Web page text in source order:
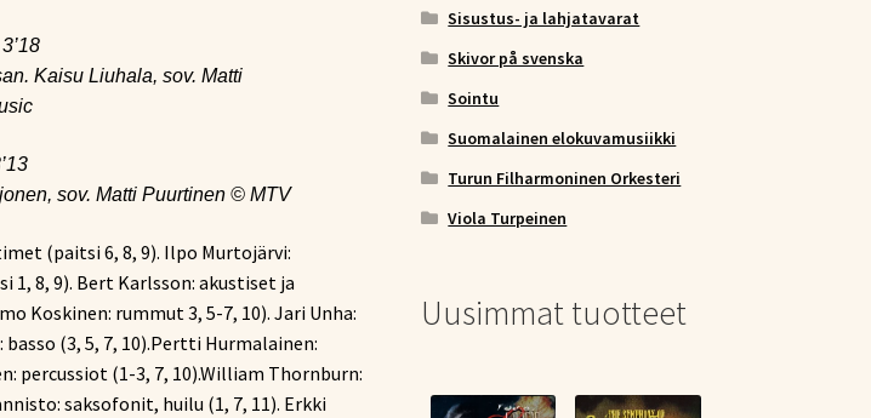
Kaisu Liuhala, sov. Matti
sov. Matti Puurtinen © MTV
(paitsi 6, 8, 9). Ilpo Murtojärvi:
8, 9). Bert Karlsson: akustiset ja
Koskinen: rummut 3, 5-7, 10). Jari Unha:
basso (3, 5, 7, 10).Pertti Hurmalainen:
percussiot (1-3, 7, 10).William Thornburn:
saksofonit, huilu (1, 7, 11). Erkki
Sisustus- ja lahjatavarat
Skivor på svenska
Sointu
Suomalainen elokuvamusiikki
Turun Filharmoninen Orkesteri
Viola Turpeinen
Uusimmat tuotteet